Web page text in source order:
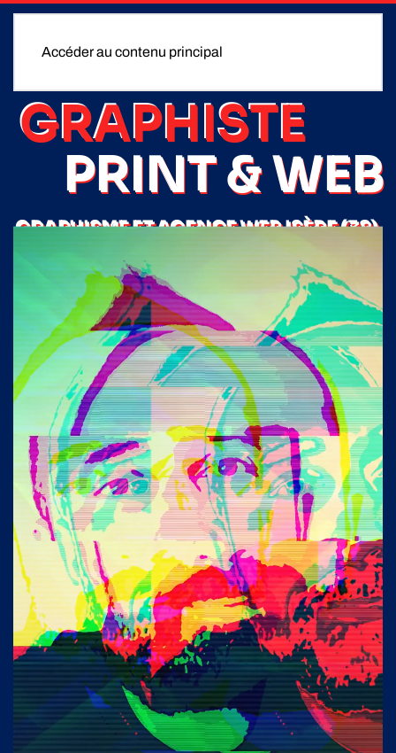
Accéder au contenu principal
GRAPHISTE
PRINT & WEB
GRAPHISME ET AGENCE WEB ISÈRE (38)